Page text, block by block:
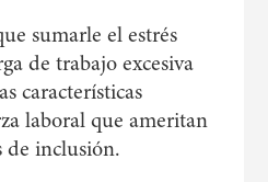
sumarle el estrés
de trabajo excesiva
características
laboral que ameritan
de inclusión.